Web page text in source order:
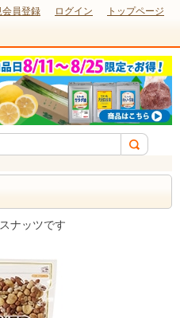
会員登録 ログイン トップページ
ナッツです